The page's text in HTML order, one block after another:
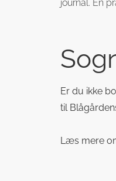
journal. En
Er du ikke
til
Læs mere